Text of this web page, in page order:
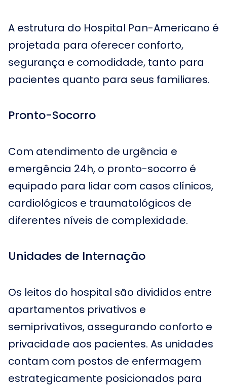
A estrutura do Hospital Pan-Americano é
projetada para oferecer conforto,
segurança e comodidade, tanto para
pacientes quanto para seus familiares.
Pronto-Socorro
Com atendimento de urgência e
emergência 24h, o pronto-socorro é
equipado para lidar com casos clínicos,
cardiológicos e traumatológicos de
diferentes níveis de complexidade.
Unidades de Internação
Os leitos do hospital são divididos entre
apartamentos privativos e
semiprivativos, assegurando conforto e
privacidade aos pacientes. As unidades
contam com postos de enfermagem
estrategicamente posicionados para